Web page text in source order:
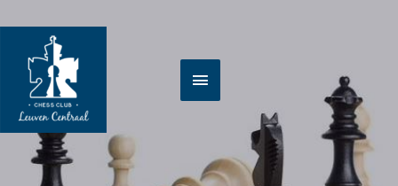
naar
inhoud